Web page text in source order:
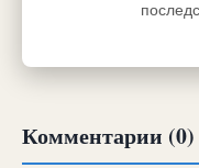
Комментарии (0)